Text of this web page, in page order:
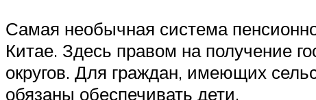
Самая необычная система
Китае. Здесь правом на получение
округов. Для граждан, имеющих
обязаны обеспечивать дети.